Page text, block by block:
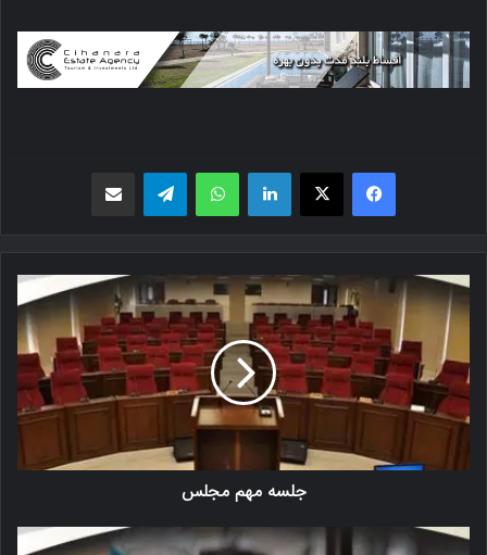
فیسبوک X لینکدین واتس اپ تلگرام
جلسه مهم مجلس